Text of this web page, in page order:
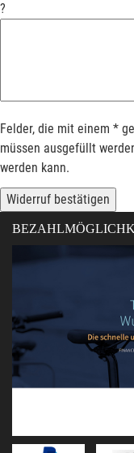
?
Felder, die mit einem *
müssen ausgefüllt
werden kann.
Widerruf bestätigen